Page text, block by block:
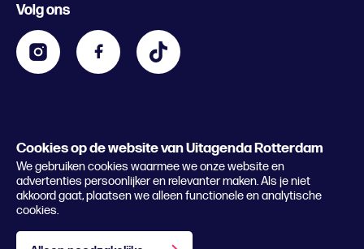
Cookies op de website van Uitagenda Rotterdam
We gebruiken cookies waarmee we onze website en
advertenties persoonlijker en relevanter maken. Als je niet
akkoord gaat, plaatsen we alleen functionele en analytische
cookies.
Contact
Zakelijk
Lees het magazine
Kids
Volg ons
© 2026 Rotterdam Festivals